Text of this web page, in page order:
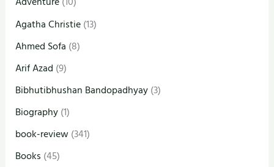
Agatha Christie(13)
Ahmed Sofa (8)
Arif Azad (9)
Bibhutibhushan Bandopadhyay(3)
Biography(1)
book-review(341)
Books (45)